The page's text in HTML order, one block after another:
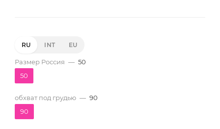
RU INT EU
Размер Россия — 50
50
обхват под грудью — 90
90